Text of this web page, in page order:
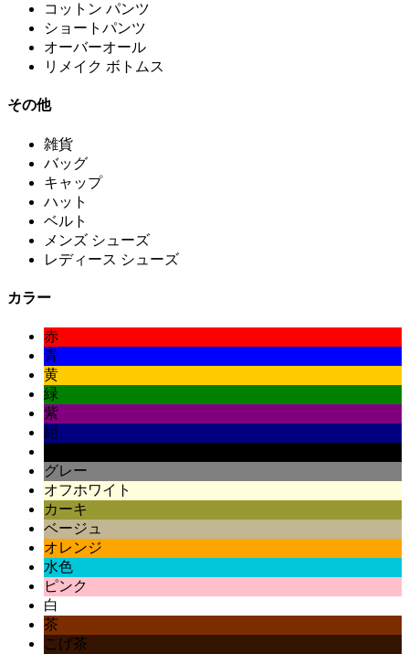
コットン パンツ
ショートパンツ
オーバーオール
リメイク ボトムス
その他
雑貨
バッグ
キャップ
ハット
ベルト
メンズ シューズ
レディース シューズ
カラー
赤
青
黄
緑
紫
紺
グレー
オフホワイト
カーキ
ベージュ
オレンジ
水色
ピンク
白
茶
こげ茶